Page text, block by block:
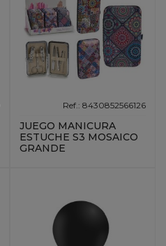
Ref.: 8430852566126
JUEGO MANICURA
ESTUCHE S3 MOSAICO
GRANDE